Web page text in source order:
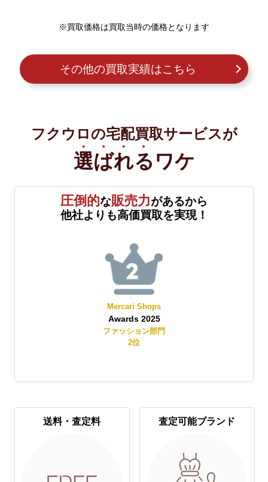
※買取価格は買取当時の価格となります
その他の買取実績はこちら
フクウロの宅配買取サービスが
選ばれる ワケ
圧倒的な販売力があるから
他社よりも高価買取を実現！
Mercari Shops
Awards 2025
ファッション部門
2位
送料・査定料 査定可能ブランド